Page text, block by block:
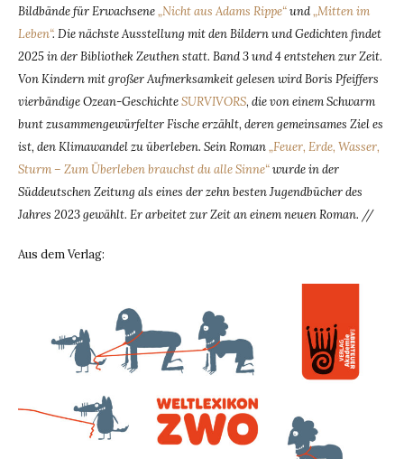
Bildbände für Erwachsene„Nicht aus Adams Rippe“und„Mitten im
Leben“. Die nächste Ausstellung mit den Bildern und Gedichten findet
2025 in der Bibliothek Zeuthen statt. Band 3 und 4 entstehen zur Zeit.
Von Kindern mit großer Aufmerksamkeit gelesen wird Boris Pfeiffers
vierbändige Ozean-GeschichteSURVIVORS, die von einem Schwarm
bunt zusammengewürfelter Fische erzählt, deren gemeinsames Ziel es
ist, den Klimawandel zu überleben. Sein Roman„Feuer, Erde, Wasser,
Sturm – Zum Überleben brauchst du alle Sinne“wurde in der
Süddeutschen Zeitung als eines der zehn besten Jugendbücher des
Jahres 2023 gewählt. Er arbeitet zur Zeit an einem neuen Roman. //
Aus dem Verlag: